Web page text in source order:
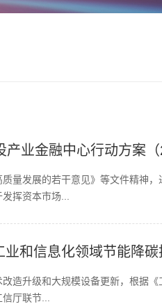
业金融中心行动方案（
量发展的若干意见》等文件精神
挥资本市场...
和信息化领域节能降碳
造升级和大规模设备更新，根据
厅联节...